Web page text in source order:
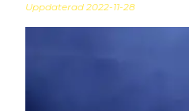
Uppdaterad 2022-11-28